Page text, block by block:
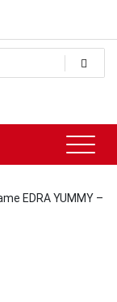
EDRA YUMMY –